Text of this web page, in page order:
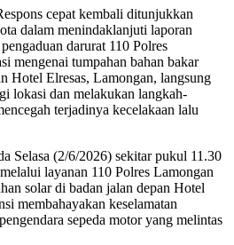
cepat kembali ditunjukkan
dalam menindaklanjuti laporan
darurat 110 Polres
mengenai tumpahan bahan bakar
Hotel Elresas, Lamongan, langsung
lokasi dan melakukan langkah-
terjadinya kecelakaan lalu
Selasa (2/6/2026) sekitar pukul 11.30
layanan 110 Polres Lamongan
solar di badan jalan depan Hotel
membahayakan keselamatan
sepeda motor yang melintas